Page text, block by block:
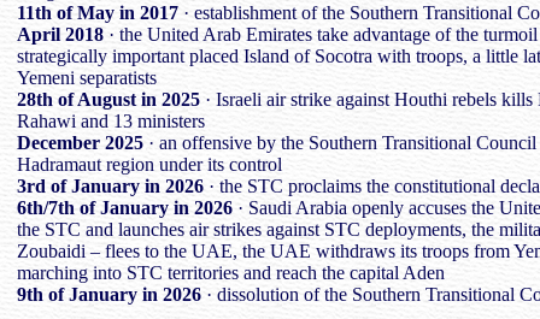
11th of May in 2017 · establishment of the Southern Transitional
April 2018 · the United Arab Emirates take advantage of the
strategically important placed Island of Socotra with troops, a little
Yemeni separatists
28th of August in 2025 · Israeli air strike against Houthi rebels
Rahawi and 13 ministers
December 2025 · an offensive by the Southern Transitional
Hadramaut region under its control
3rd of January in 2026 · the STC proclaims the constitutional
6th/7th of January in 2026 · Saudi Arabia openly accuses the
the STC and launches air strikes against STC deployments, the
Zoubaidi – flees to the UAE, the UAE withdraws its troops from
marching into STC territories and reach the capital Aden
9th of January in 2026 · dissolution of the Southern Transitional